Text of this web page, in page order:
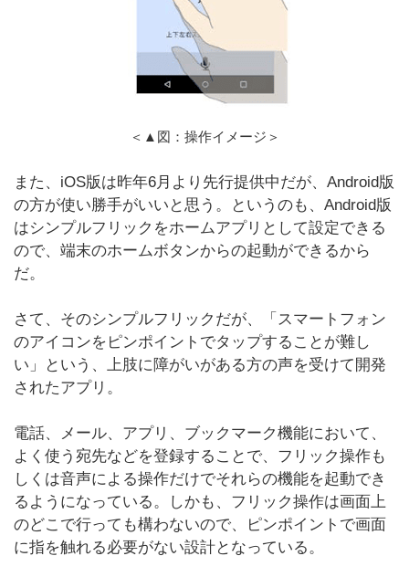
＜▲図：操作イメージ＞
また、iOS版は昨年6月より先行提供中だが、Android版
の方が使い勝手がいいと思う。というのも、Android版
はシンプルフリックをホームアプリとして設定できる
ので、端末のホームボタンからの起動ができるから
だ。
さて、そのシンプルフリックだが、「スマートフォン
のアイコンをピンポイントでタップすることが難し
い」という、上肢に障がいがある方の声を受けて開発
されたアプリ。
電話、メール、アプリ、ブックマーク機能において、
よく使う宛先などを登録することで、フリック操作も
しくは音声による操作だけでそれらの機能を起動でき
るようになっている。しかも、フリック操作は画面上
のどこで行っても構わないので、ピンポイントで画面
に指を触れる必要がない設計となっている。